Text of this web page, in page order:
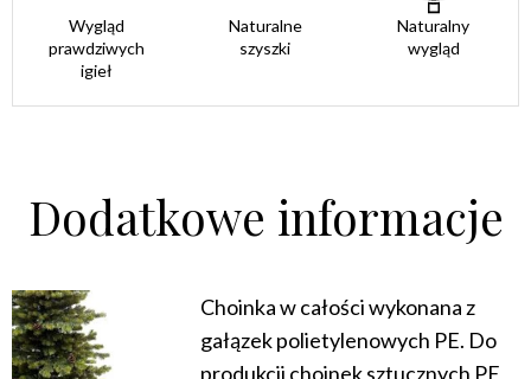
Wygląd
prawdziwych
igieł
Naturalne
szyszki
Naturalny
wygląd
Dodatkowe informacje
Choinka w całości wykonana z
gałązek polietylenowych PE. Do
produkcji choinek sztucznych PE